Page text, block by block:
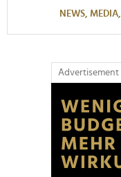
NEWS, MEDIA,
Advertisement